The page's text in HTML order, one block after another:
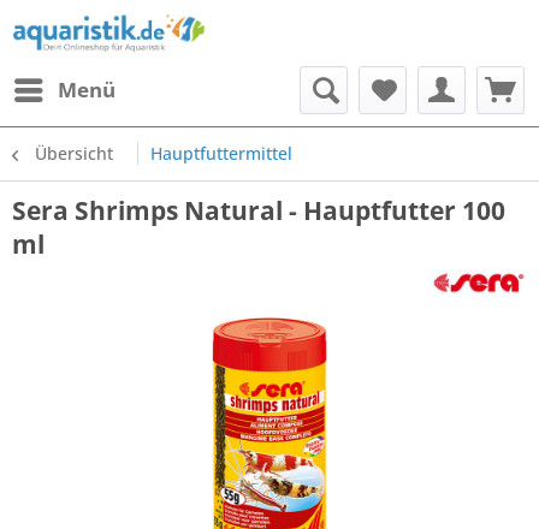
Menü
Übersicht Hauptfuttermittel
Sera Shrimps Natural - Hauptfutter 100
ml